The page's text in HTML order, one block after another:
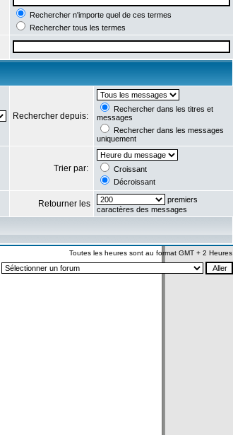
Rechercher n'importe quel de ces termes
Rechercher tous les termes
Rechercher depuis:
Rechercher dans les titres et
messages
Rechercher dans les messages
uniquement
Trier par:
Croissant
Décroissant
Retourner les
premiers
caractères des messages
Toutes les heures sont au format GMT + 2 Heures